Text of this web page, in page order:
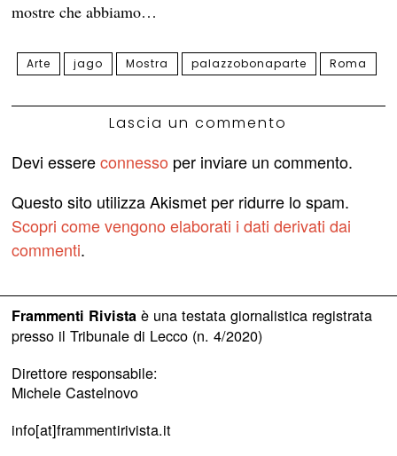
mostre che abbiamo…
Arte jago Mostra palazzobonaparte Roma
Lascia un commento
Devi essereconnesso per inviare un commento.
Questo sito utilizza Akismet per ridurre lo spam.
Scopri come vengono elaborati i dati derivati dai
commenti.
Frammenti Rivistaè una testata giornalistica registrata
presso il Tribunale di Lecco (n. 4/2020)
Direttore responsabile:
Michele Castelnovo
info[at]frammentirivista.it